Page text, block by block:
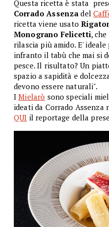
Questa ricetta è stata
Corrado Assenzadel
ricetta viene usato
Monograno Felicetti,
rilascia più amido. E'
infranto il tabù che mai si
pesce. Il risultato? Un
spazio a sapidità e
devono essere naturali".
IMielarò sono speciali
ideati da Corrado
QUI il reportage della